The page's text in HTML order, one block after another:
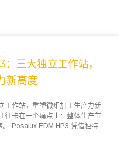
三大独立工作站，
新高度
工作站，重塑微细加工生产力新
往卡在一个痛点上：整体生产节
Posalux EDM HP3 凭借独特